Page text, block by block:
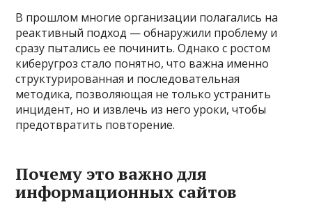
В прошлом многие организации полагались на
реактивный подход — обнаружили проблему и
сразу пытались ее починить. Однако с ростом
киберугроз стало понятно, что важна именно
структурированная и последовательная
методика, позволяющая не только устранить
инцидент, но и извлечь из него уроки, чтобы
предотвратить повторение.
Почему это важно для
информационных сайтов